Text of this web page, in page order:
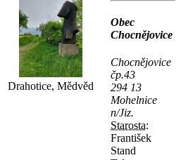
Drahotice, Mědvěd
Obec
Chocnějovice
Chocnějovice
čp.43
294 13
Mohelnice
n/Jiz.
Starosta:
František
Stand